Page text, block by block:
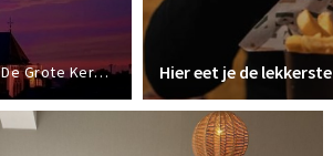
De Grote Kerk Breda Hier eet je de